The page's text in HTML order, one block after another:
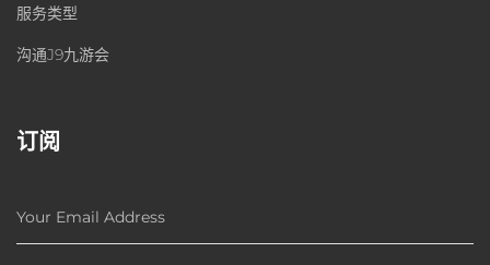
服务类型
沟通J9九游会
订阅
Your Email Address